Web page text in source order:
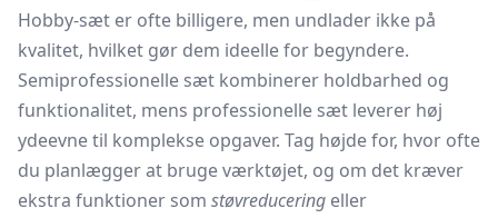
Hobby-sæt er ofte billigere, men undlader ikke på
kvalitet, hvilket gør dem ideelle for begyndere.
Semiprofessionelle sæt kombinerer holdbarhed og
funktionalitet, mens professionelle sæt leverer høj
ydeevne til komplekse opgaver. Tag højde for, hvor ofte
du planlægger at bruge værktøjet, og om det kræver
ekstra funktioner som støvreducering eller